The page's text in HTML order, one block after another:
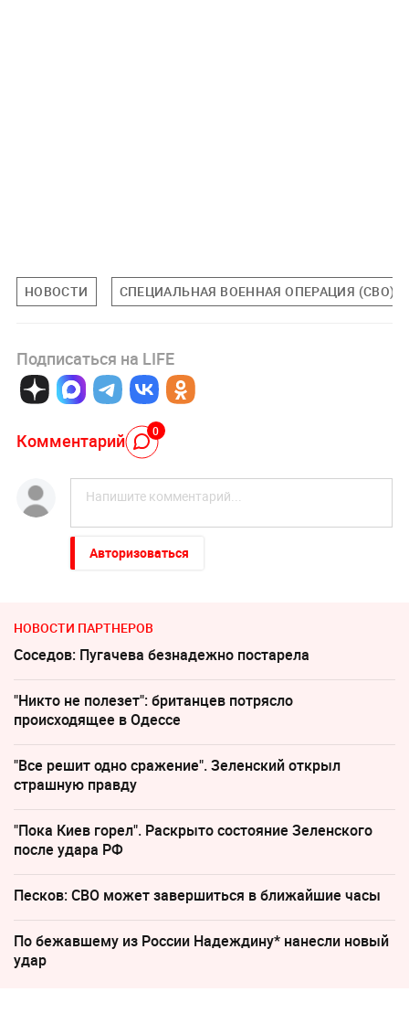
НОВОСТИ СПЕЦИАЛЬНАЯ ВОЕННАЯ ОПЕРАЦИЯ (СВО)
Подписаться на LIFE
Комментарий 0
Авторизоваться
НОВОСТИ ПАРТНЕРОВ
Соседов: Пугачева безнадежно постарела
"Никто не полезет": британцев потрясло
происходящее в Одессе
"Все решит одно сражение". Зеленский открыл
страшную правду
"Пока Киев горел". Раскрыто состояние Зеленского
после удара РФ
Песков: СВО может завершиться в ближайшие часы
По бежавшему из России Надеждину* нанесли новый
удар